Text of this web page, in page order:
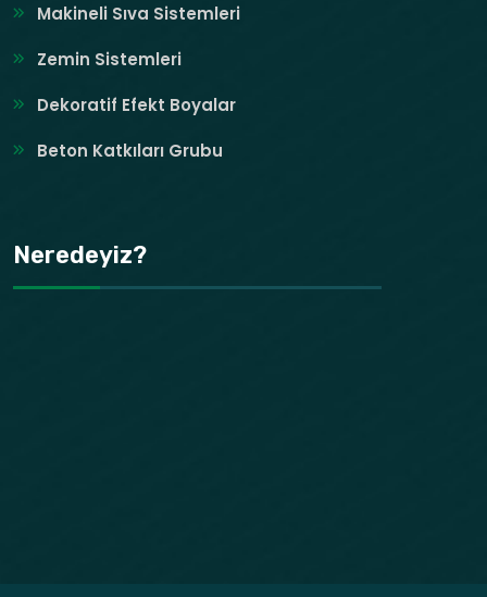
Makineli Sıva Sistemleri
Zemin Sistemleri
Dekoratif Efekt Boyalar
Beton Katkıları Grubu
Neredeyiz?